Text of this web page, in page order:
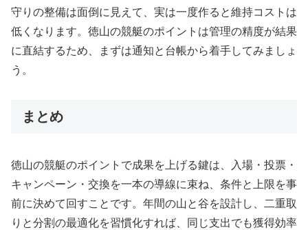
守りの整備は面倒に見えて、実は一度作ると維持コストは
低くなります。徳山の競艇のポイントは管理の精度が結果
に直結するため、まずは通知と台帳から着手してみましょ
う。
まとめ
徳山の競艇のポイントで成果を上げる鍵は、入場・投票・
キャンペーン・交換を一本の導線に束ね、条件と上限を事
前に決めて回すことです。年間の山と谷を設計し、二重取
りと分割の最適化を習慣化すれば、同じ支出でも獲得効率